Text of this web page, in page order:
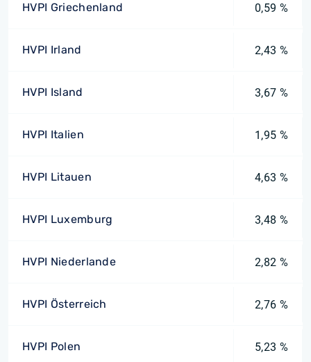
HVPI Griechenland 0,59 %
HVPI Irland 2,43 %
HVPI Island 3,67 %
HVPI Italien 1,95 %
HVPI Litauen 4,63 %
HVPI Luxemburg 3,48 %
HVPI Niederlande 2,82 %
HVPI Österreich 2,76 %
HVPI Polen 5,23 %